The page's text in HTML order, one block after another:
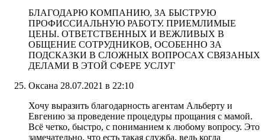
БЛАГОДАРЮ КОМПАНИЮ, ЗА БЫСТРУЮ
ПРОФИССИАЛЬНУЮ РАБОТУ. ПРИЕМЛИМЫЕ
ЦЕНЫ. ОТВЕТСТВЕННЫХ И ВЕЖЛИВЫХ В
ОБЩЕНИЕ СОТРУДНИКОВ, ОСОБЕННО ЗА
ПОДСКАЗКИ В СЛОЖНЫХ ВОПРОСАХ СВЯЗАНЫХ
ДЕЛАМИ В ЭТОЙ СФЕРЕ УСЛУГ
Оксана 28.07.2021 в 22:10
Хочу выразить благодарность агентам Альберту и
Евгению за проведение процедуры прощания с мамой.
Всё четко, быстро, с пониманием к любому вопросу. Это
замечательно, что есть такая служба, ведь когда